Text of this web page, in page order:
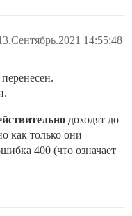
14:55:48
доходят до
как только они
400 (что означает